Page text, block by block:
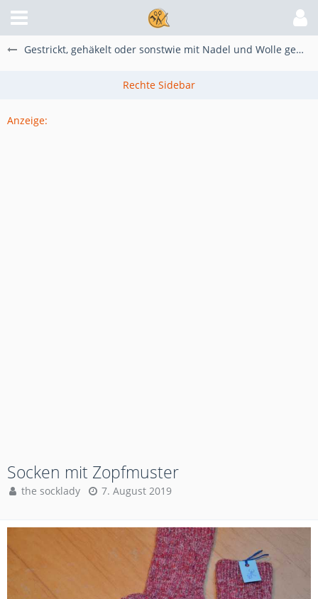
Gestrickt, gehäkelt oder sonstwie mit Nadel und Wolle gemacht
Anzeige:
Socken mit Zopfmuster
the socklady 7. August 2019